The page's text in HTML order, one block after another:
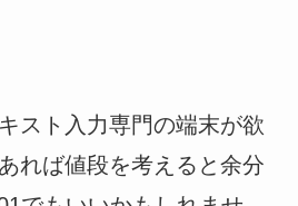
スト入力専門の端末が欲
れば値段を考えると余分